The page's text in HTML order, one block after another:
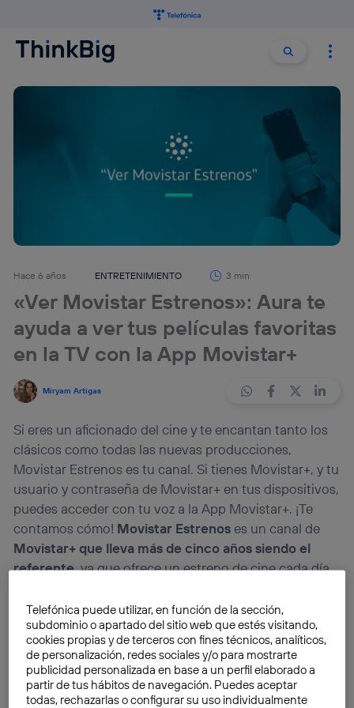
Buscar
Hace 6 años ENTRETENIMIENTO 3 min
«Ver Movistar Estrenos»: Aura te
ayuda a ver tus películas favoritas
en la TV con la App Movistar+
Miryam Artigas
Si eres un aficionado del cine y te encantan tanto los
clásicos como todas las nuevas producciones,
Movistar Estrenos es tu canal. Si tienes Movistar+, y tu
usuario y contraseña de Movistar+ en tus dispositivos,
puedes acceder con tu voz a la App Movistar+. ¡Te
contamos cómo! Movistar Estrenoses un canal de
Movistar+ que lleva más de cinco años siendo el
referente,ya que ofrece un estreno de cine cada día
disfrutar de más de 15 títulos diarios tanto de
producción española como internacional.
EnMovistar Estrenostienes una programación diaria
llena de películas nuevas comoLos niños de
Telefónica puede utilizar, en función de la sección,
subdominio o apartado del sitio web que estés visitando,
cookies propias y de terceros con fines técnicos, analíticos,
de personalización, redes sociales y/o para mostrarte
publicidad personalizada en base a un perfil elaborado a
partir de tus hábitos de navegación. Puedes aceptar
todas, rechazarlas o configurar su uso individualmente